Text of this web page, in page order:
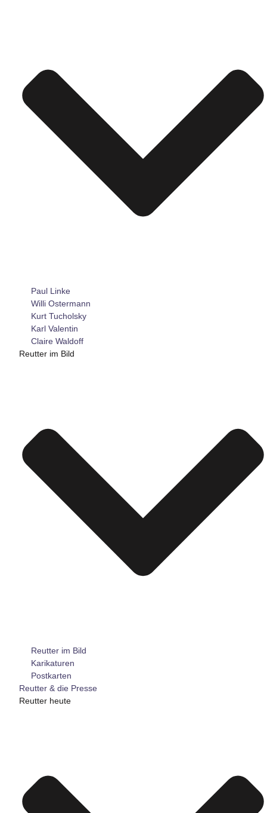
Paul Linke
Willi Ostermann
Kurt Tucholsky
Karl Valentin
Claire Waldoff
Reutter im Bild
Reutter im Bild
Karikaturen
Postkarten
Reutter & die Presse
Reutter heute